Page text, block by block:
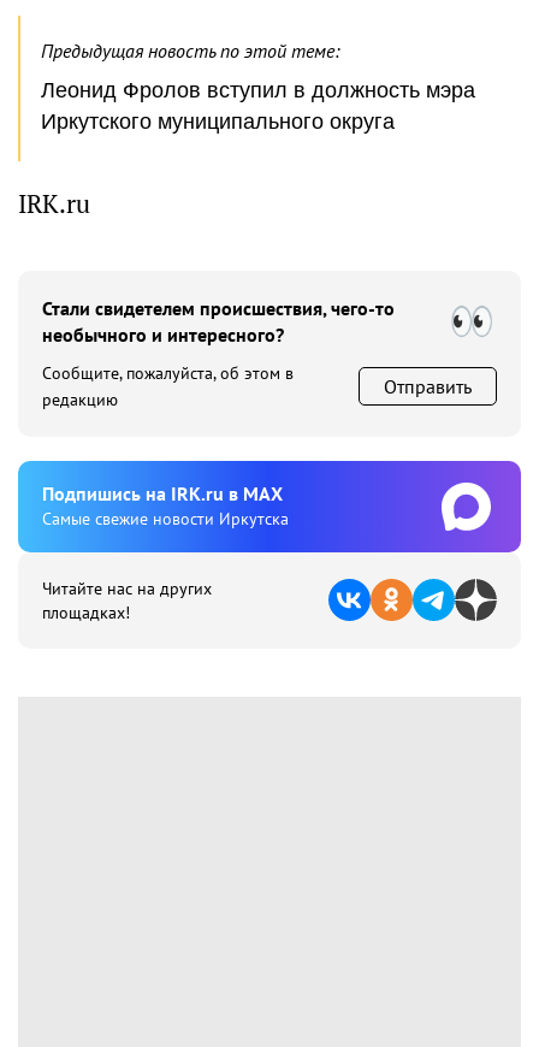
Предыдущая новость по этой теме:
Леонид Фролов вступил в должность мэра
Иркутского муниципального округа
IRK.ru
Стали свидетелем происшествия, чего-то
необычного и интересного?
Сообщите, пожалуйста, об этом в
редакцию
Отправить
Подпишиcь на IRK.ru в MAX
Cамые свежие новости Иркутска
Читайте нас на других
площадках!